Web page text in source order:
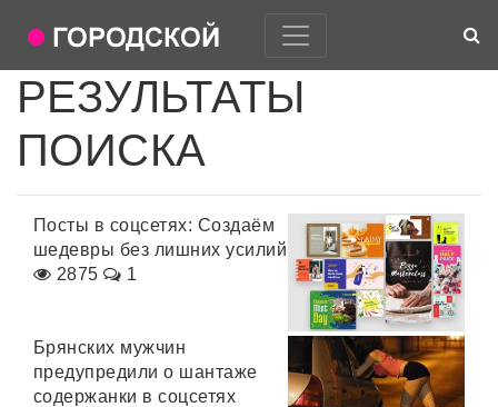
РЕЗУЛЬТАТЫ
ПОИСКА
Посты в соцсетях: Создаём
шедевры без лишних усилий
2875
1
Брянских мужчин
предупредили о шантаже
содержанки в соцсетях